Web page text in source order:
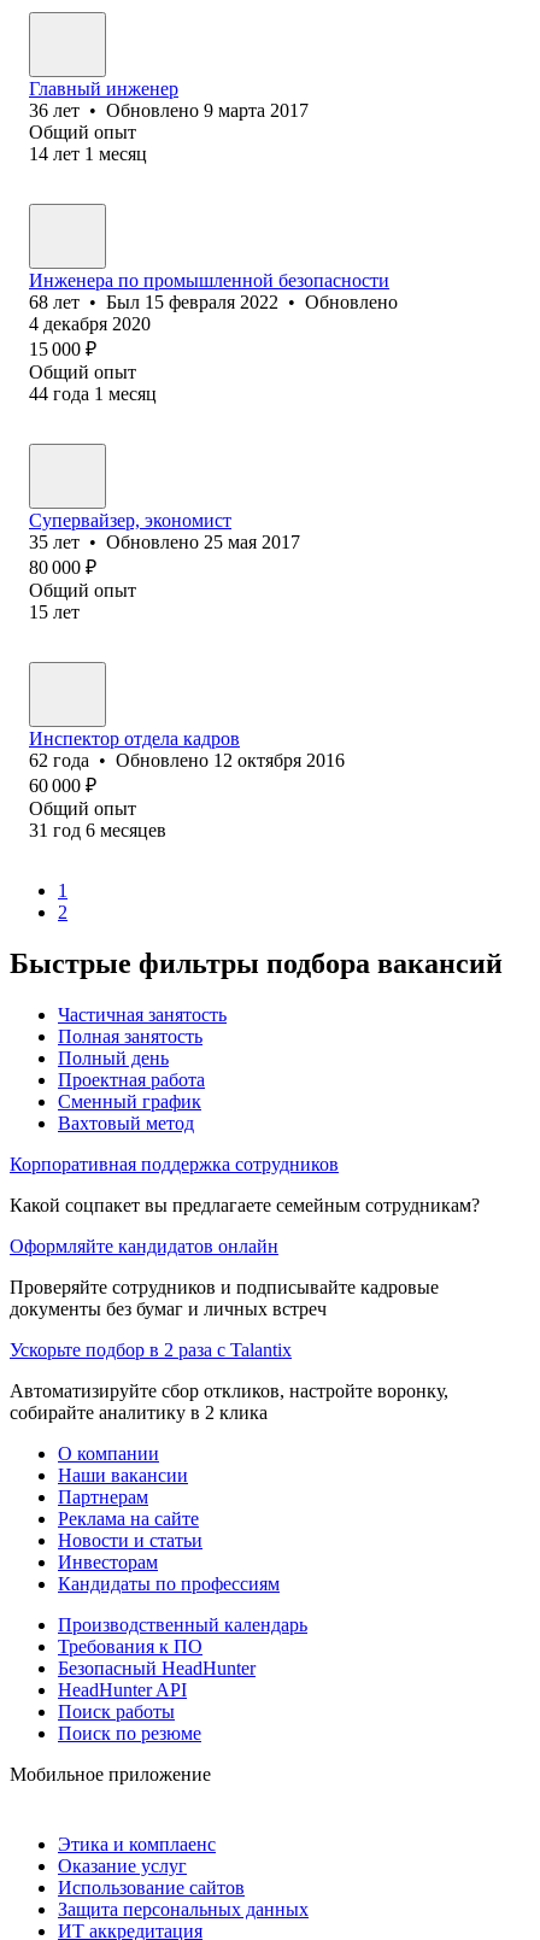
Главный инженер
36 лет • Обновлено 9 марта 2017
Общий опыт
14 лет 1 месяц
Инженера по промышленной безопасности
68 лет • Был 15 февраля 2022 • Обновлено
4 декабря 2020
15 000 ₽
Общий опыт
44 года 1 месяц
Супервайзер, экономист
35 лет • Обновлено 25 мая 2017
80 000 ₽
Общий опыт
15 лет
Инспектор отдела кадров
62 года • Обновлено 12 октября 2016
60 000 ₽
Общий опыт
31 год 6 месяцев
1
2
Быстрые фильтры подбора вакансий
Частичная занятость
Полная занятость
Полный день
Проектная работа
Сменный график
Вахтовый метод
Корпоративная поддержка сотрудников
Какой соцпакет вы предлагаете семейным сотрудникам?
Оформляйте кандидатов онлайн
Проверяйте сотрудников и подписывайте кадровые
документы без бумаг и личных встреч
Ускорьте подбор в 2 раза с Talantix
Автоматизируйте сбор откликов, настройте воронку,
собирайте аналитику в 2 клика
О компании
Наши вакансии
Партнерам
Реклама на сайте
Новости и статьи
Инвесторам
Кандидаты по профессиям
Производственный календарь
Требования к ПО
Безопасный HeadHunter
HeadHunter API
Поиск работы
Поиск по резюме
Мобильное приложение
Этика и комплаенс
Оказание услуг
Использование сайтов
Защита персональных данных
ИТ аккредитация